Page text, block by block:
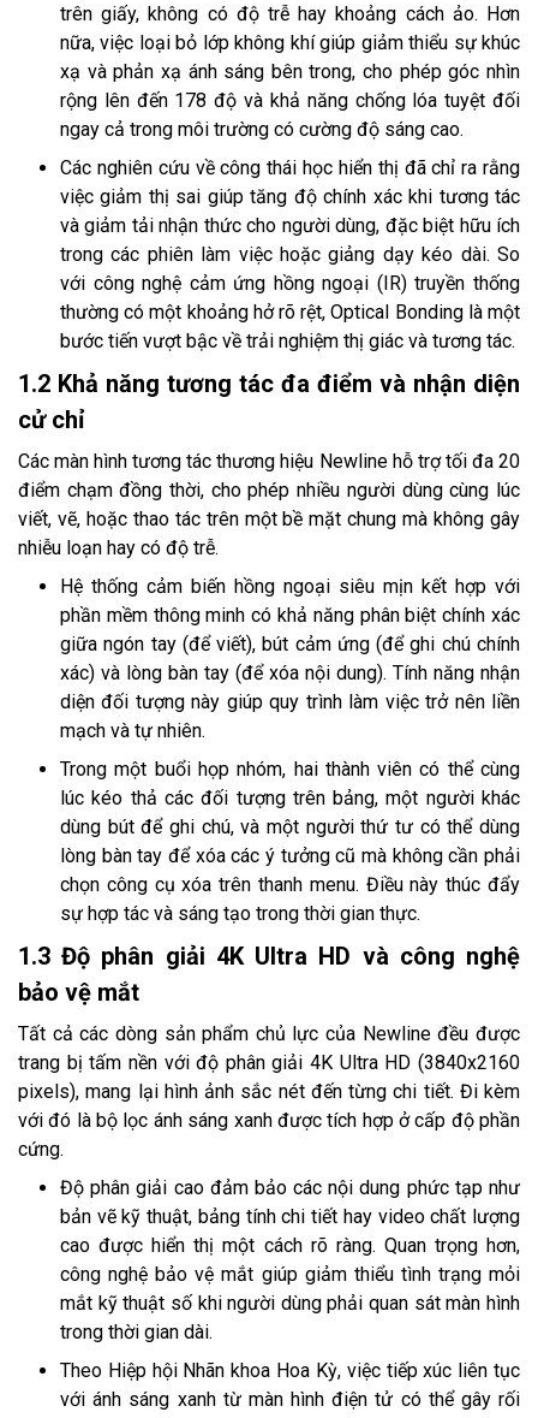
trên giấy, không có độ trễ hay khoảng cách ảo. Hơn
nữa, việc loại bỏ lớp không khí giúp giảm thiểu sự khúc
xạ và phản xạ ánh sáng bên trong, cho phép góc nhìn
rộng lên đến 178 độ và khả năng chống lóa tuyệt đối
ngay cả trong môi trường có cường độ sáng cao.
Các nghiên cứu về công thái học hiển thị đã chỉ ra rằng
việc giảm thị sai giúp tăng độ chính xác khi tương tác
và giảm tải nhận thức cho người dùng, đặc biệt hữu ích
trong các phiên làm việc hoặc giảng dạy kéo dài. So
với công nghệ cảm ứng hồng ngoại (IR) truyền thống
thường có một khoảng hở rõ rệt, Optical Bonding là một
bước tiến vượt bậc về trải nghiệm thị giác và tương tác.
1.2 Khả năng tương tác đa điểm và nhận diện
cử chỉ
Các màn hình tương tác thương hiệu Newline hỗ trợ tối đa 20
điểm chạm đồng thời, cho phép nhiều người dùng cùng lúc
viết, vẽ, hoặc thao tác trên một bề mặt chung mà không gây
nhiễu loạn hay có độ trễ.
Hệ thống cảm biến hồng ngoại siêu mịn kết hợp với
phần mềm thông minh có khả năng phân biệt chính xác
giữa ngón tay (để viết), bút cảm ứng (để ghi chú chính
xác) và lòng bàn tay (để xóa nội dung). Tính năng nhận
diện đối tượng này giúp quy trình làm việc trở nên liền
mạch và tự nhiên.
Trong một buổi họp nhóm, hai thành viên có thể cùng
lúc kéo thả các đối tượng trên bảng, một người khác
dùng bút để ghi chú, và một người thứ tư có thể dùng
lòng bàn tay để xóa các ý tưởng cũ mà không cần phải
chọn công cụ xóa trên thanh menu. Điều này thúc đẩy
sự hợp tác và sáng tạo trong thời gian thực.
1.3 Độ phân giải 4K Ultra HD và công nghệ
bảo vệ mắt
Tất cả các dòng sản phẩm chủ lực của Newline đều được
trang bị tấm nền với độ phân giải 4K Ultra HD (3840x2160
pixels), mang lại hình ảnh sắc nét đến từng chi tiết. Đi kèm
với đó là bộ lọc ánh sáng xanh được tích hợp ở cấp độ phần
cứng.
Độ phân giải cao đảm bảo các nội dung phức tạp như
bản vẽ kỹ thuật, bảng tính chi tiết hay video chất lượng
cao được hiển thị một cách rõ ràng. Quan trọng hơn,
công nghệ bảo vệ mắt giúp giảm thiểu tình trạng mỏi
mắt kỹ thuật số khi người dùng phải quan sát màn hình
trong thời gian dài.
Theo Hiệp hội Nhãn khoa Hoa Kỳ, việc tiếp xúc liên tục
với ánh sáng xanh từ màn hình điện tử có thể gây rối